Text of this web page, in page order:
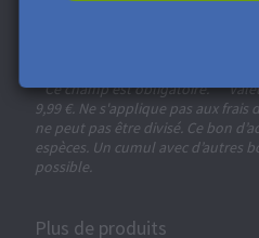
* Ce champ est obligatoire.**
9,99 €. Ne s'applique pas aux frais
ne peut pas être divisé. Ce bon
espèces. Un cumul avec d’autres
possible.
Plus de produits